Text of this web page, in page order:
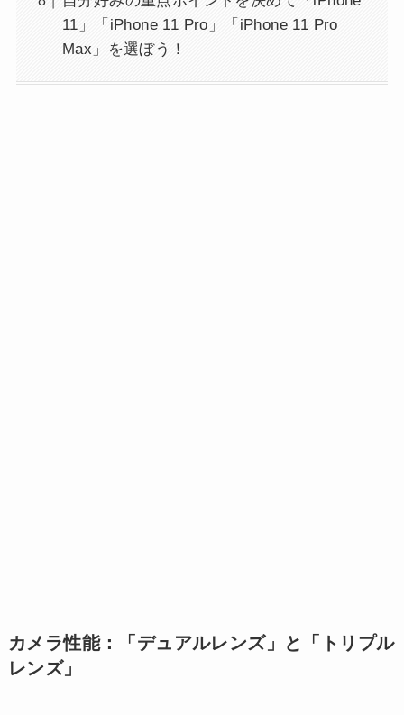
11」「iPhone 11 Pro」「iPhone 11 Pro
Max」を選ぼう！
カメラ性能：「デュアルレンズ」と「トリプル
レンズ」